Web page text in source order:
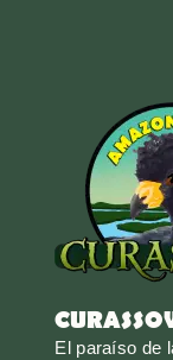
El paraíso de